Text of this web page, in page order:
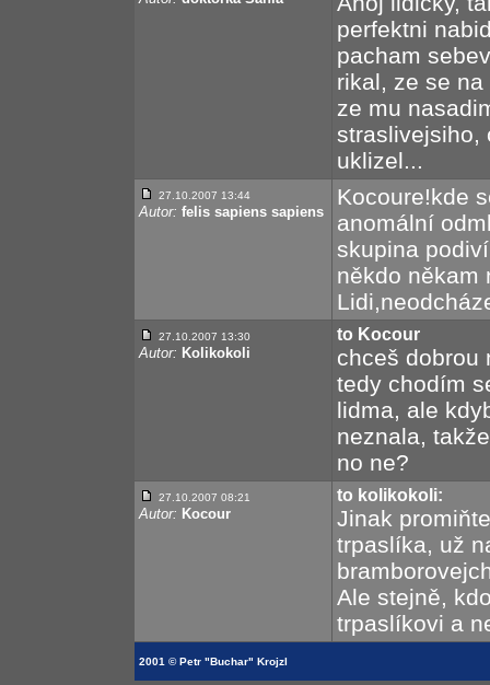
perfektni
pacham
rikal, ze se
ze mu
straslivejsiho,
uklizel...
27.10.2007 13:44
Autor: felis sapiens sapiens
Kocoure!kde
anomální
skupina
někdo někam
27.10.2007 13:30
Autor: Kolikokoli
to Kocour
chceš dobrou
tedy chodím
lidma, ale
neznala,
no ne?
27.10.2007 08:21
Autor: Kocour
to kolikokoli:
Jinak
trpaslíka, už
Ale stejně,
trpaslíkovi a
2001 © Petr "Buchar" Krojzl